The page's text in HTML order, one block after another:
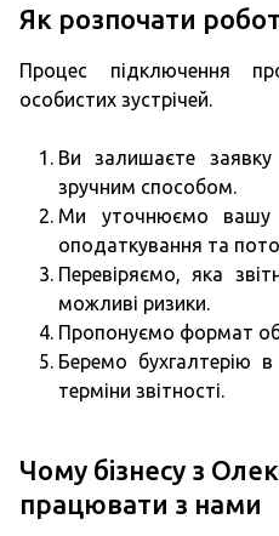
Як розпочати
Процес підключення
особистих зустрічей.
Ви залишаєте
зручним способом.
Ми уточнюємо вашу
оподаткування та
Перевіряємо, яка
можливі ризики.
Пропонуємо формат
Беремо бухгалтерію
терміни звітності.
Чому бізнесу з
працювати з нами